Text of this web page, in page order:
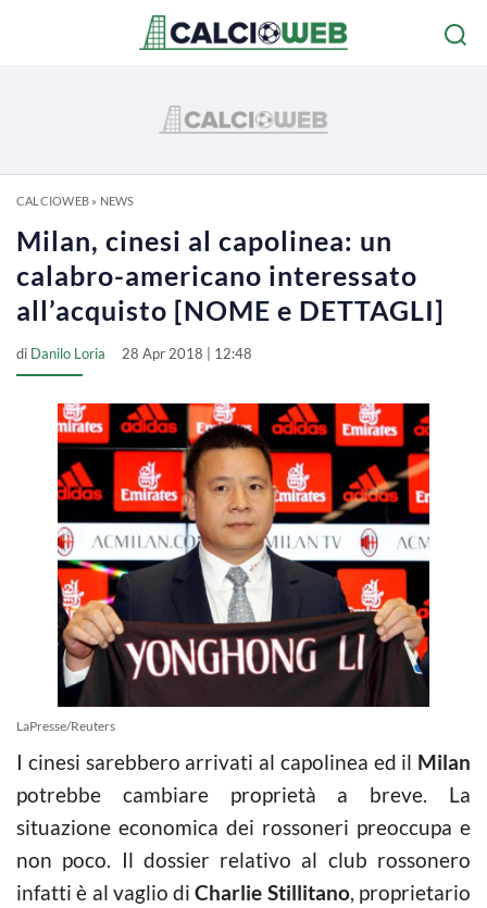
CALCIOWEB» NEWS
Milan, cinesi al capolinea: un
calabro-americano interessato
all’acquisto [NOME e DETTAGLI]
di Danilo Loria 28 Apr 2018 | 12:48
LaPresse/Reuters
I cinesi sarebbero arrivati al capolinea ed il Milan
potrebbe cambiare proprietà a breve. La
situazione economica dei rossoneri preoccupa e
non poco. Il dossier relativo al club rossonero
infatti è al vaglio diCharlie Stillitano, proprietario